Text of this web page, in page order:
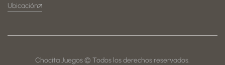
Ubicación
Chocita Juegos © Todos los derechos reservados.